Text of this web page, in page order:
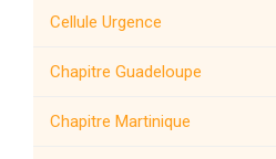
17 juin 2025 - avis auprès de
MEAE
Cellule Urgence
Chapitre Guadeloupe
Chapitre Martinique